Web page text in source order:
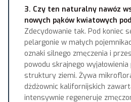
3. Czy ten naturalny nawóz
nowych pąków kwiatowych
Zdecydowanie tak. Pod koniec
pelargonie w małych
oznaki silnego zmęczenia i
powodu skrajnego
struktury ziemi. Żywa
dżdżownic kalifornijskich
intensywnie regeneruje